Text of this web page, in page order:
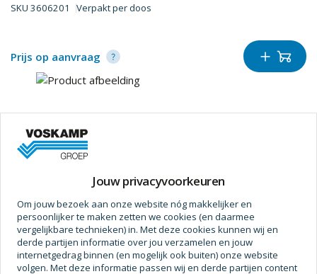
SKU 3606201 Verpakt perdoos
Prijs op aanvraag
Hjz
Regelnagel verz 4,5 x 40 mm
SKU 3606203 Verpakt perdoos
Jouw privacyvoorkeuren
Om jouw bezoek aan onze website nóg makkelijker en
persoonlijker te maken zetten we cookies (en daarmee
vergelijkbare technieken) in. Met deze cookies kunnen wij en
derde partijen informatie over jou verzamelen en jouw
internetgedrag binnen (en mogelijk ook buiten) onze website
volgen. Met deze informatie passen wij en derde partijen content